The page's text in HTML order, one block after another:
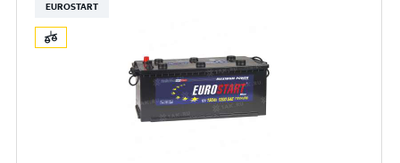
EUROSTART